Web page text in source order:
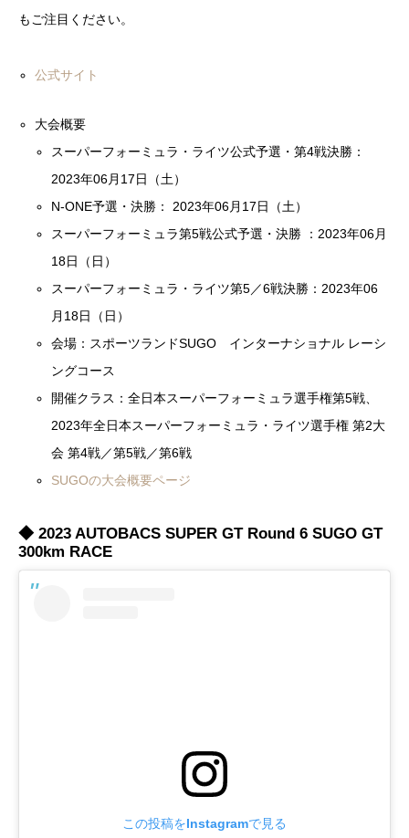
もご注目ください。
公式サイト
大会概要
スーパーフォーミュラ・ライツ公式予選・第4戦決勝：
2023年06月17日（土）
N-ONE予選・決勝： 2023年06月17日（土）
スーパーフォーミュラ第5戦公式予選・決勝 ：2023年06月
18日（日）
スーパーフォーミュラ・ライツ第5／6戦決勝：2023年06
月18日（日）
会場：スポーツランドSUGO インターナショナル レーシ
ングコース
開催クラス：全日本スーパーフォーミュラ選手権第5戦、
2023年全日本スーパーフォーミュラ・ライツ選手権 第2大
会 第4戦／第5戦／第6戦
SUGOの大会概要ページ
◆ 2023 AUTOBACS SUPER GT Round 6 SUGO GT
300km RACE
この投稿をInstagramで見る